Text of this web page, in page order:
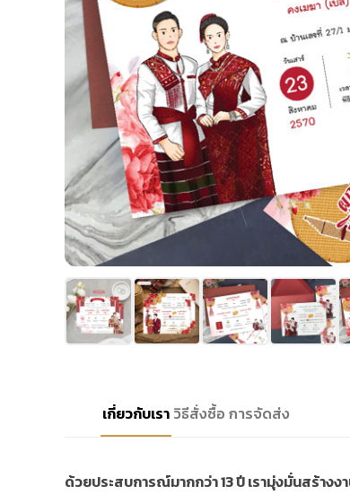
เกี่ยวกับเรา วิธีสั่งซื้อ การจัดส่ง
ด้วยประสบการณ์มากกว่า 13 ปี เรามุ่งมั่นสร้